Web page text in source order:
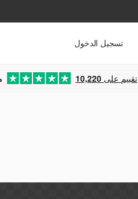
تسجيل الدخول
10,220 تقييم على